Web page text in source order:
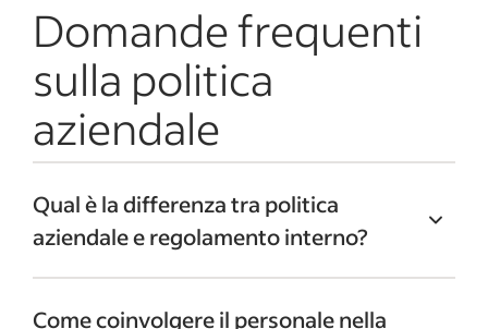
Domande frequenti
sulla politica
aziendale
Qual è la differenza tra politica
aziendale e regolamento interno?
Come coinvolgere il personale nella